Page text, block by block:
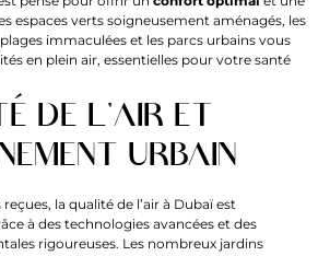
espaces verts soigneusement aménagés, les
immaculées et les parcs urbains vous
en plein air, essentielles pour votre santé
de l’air et
urbain
la qualité de l’air à Dubaï est
à des technologies avancées et des
rigoureuses. Les nombreux jardins